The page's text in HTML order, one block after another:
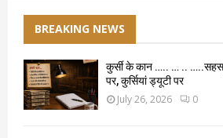
BREAKING NEWS
कुर्सी के कान ….. … ..
पर, कुर्सियां ड्यूटी पर
July 26, 2026 0